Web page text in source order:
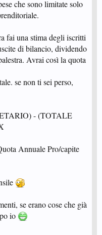
che sono limitate solo
fai una stima degli iscritti
di bilancio, dividendo
Avrai così la quota
se non ti sei perso,
- (TOTALE
Annuale Pro/capite
se erano cose che già
io